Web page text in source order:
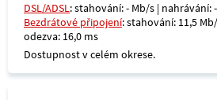
DSL/ADSL: stahování: - Mb/s | nahrávání:
Bezdrátové připojení: stahování: 11,5
odezva: 16,0 ms
Dostupnost v celém okrese.